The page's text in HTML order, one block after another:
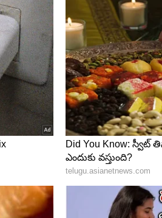
కేటాయింపులు ఇవే
మునికృష్ణ
అభ్యర్థి మునికృష్ణ ఎన్నికయ్యారు .
అభ్యర్థి భాస్కర్ రెడ్డికి 21 ఓట్లు
ఉండగా, కోరం లేకపోవడంతో
తిరుపతి జన సేన ఎమ్మెల్యే అరణి
ఎన్నిక కొనసాగాలంటే కనీసం 25
ప్రక్రియను వాయిదా వేశారు.